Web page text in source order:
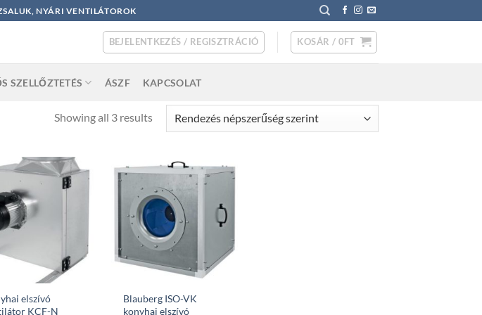
NYÁRI VENTILÁTOROK
BEJELENTKEZÉS / REGISZTRÁCIÓ KOSÁR / 0FT
SZELLŐZTETÉS ÁSZF KAPCSOLAT
Showing all 3 resultsSorted
elszívó
KCF-N
Blauberg ISO-VK
konyhai elszívó